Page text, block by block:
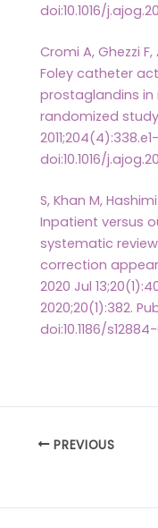
doi:10.1016/
Cromi A, Ghezzi
Foley catheter
prostaglandins in
randomized
doi:10.1016/
S, Khan M,
Inpatient versus
systematic
correction
2020 Jul
2020;20(1):382.
doi:10.1186/
PREVIOUS